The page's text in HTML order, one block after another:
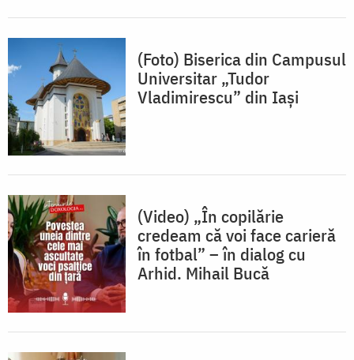
(Foto) Biserica din Campusul
Universitar „Tudor
Vladimirescu” din Iași
(Video) „În copilărie
credeam că voi face carieră
în fotbal” – în dialog cu
Arhid. Mihail Bucă